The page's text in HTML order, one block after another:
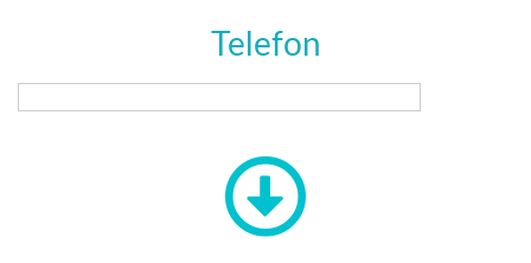
Telefon